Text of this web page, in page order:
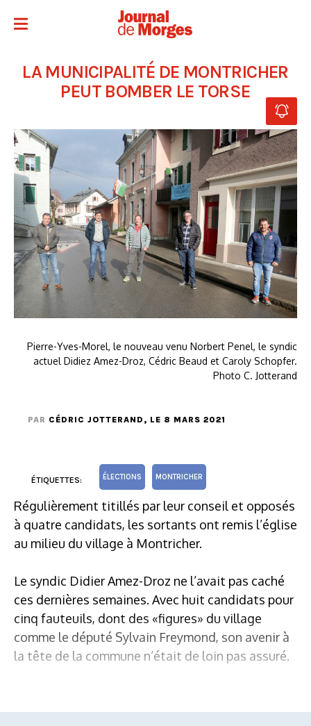
LA MUNICIPALITÉ DE MONTRICHER
PEUT BOMBER LE TORSE
Pierre-Yves-Morel, le nouveau venu Norbert Penel, le syndic
actuel Didiez Amez-Droz, Cédric Beaud et Caroly Schopfer.
Photo C. Jotterand
PAR CÉDRIC JOTTERAND , LE 8 MARS 2021
ÉTIQUETTES: ÉLECTIONS MONTRICHER
Régulièrement titillés par leur conseil et opposés
à quatre candidats, les sortants ont remis l’église
au milieu du village à Montricher.
Le syndic Didier Amez-Droz ne l’avait pas caché
ces dernières semaines. Avec huit candidats pour
cinq fauteuils, dont des «figures» du village
comme le député Sylvain Freymond, son avenir à
la tête de la commune n’était de loin pas assuré.